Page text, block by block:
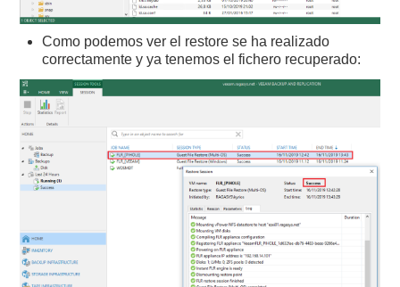
Como podemos ver el restore se ha realizado
correctamente y ya tenemos el fichero recuperado: